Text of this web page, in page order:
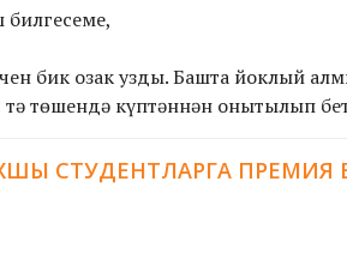
бик озак узды. Башта йоклый
төшендә күптәннән онытылып
СТУДЕНТЛАРГА ПРЕМИЯ